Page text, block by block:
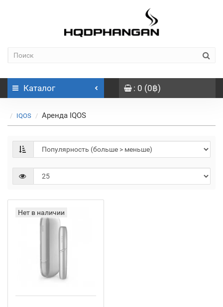
Каталог : 0 (0฿)
IQOS Аренда IQOS
Нет в наличии